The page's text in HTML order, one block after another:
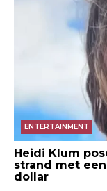
ENTERTAINMENT
Heidi Klum
strand met
dollar